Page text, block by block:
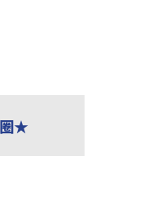
圈★